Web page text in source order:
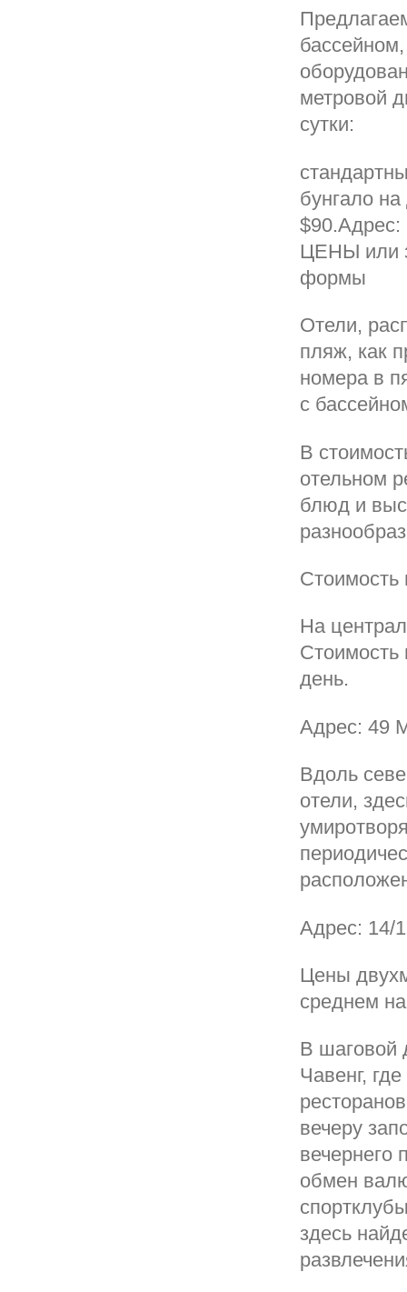
метровой
сутки:
бунгало
$90.Адрес:
ЦЕНЫ или
формы
Отели,
пляж, как
номера в
с
В
отельном
блюд и
Стоимость
На
Стоимость
день.
Адрес: 49
Вдоль
отели,
Адрес: 14/
Цены
среднем
В шаговой
Чавенг,
вечеру
вечернего
обмен
здесь